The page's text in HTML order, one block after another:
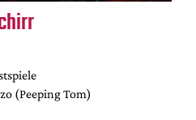
(Peeping Tom)